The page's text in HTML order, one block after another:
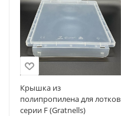
Крышка из
полипропилена для лотков
серии F (Gratnells)